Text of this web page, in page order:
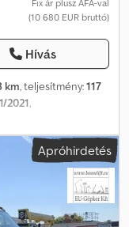
*
után
Fix ár plusz ÁFA-val
(10 680 EUR bruttó)
Hívás
km, teljesítmény:117
2021,
225/65R16,
nappali fülke,
, ülések száma:
ködlámpák,
tolóajtó, |
ablakemelő |
Apróhirdetés